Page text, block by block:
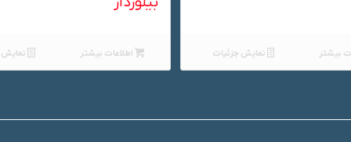
بیشتر نمایش جزئیات اطلاعات بیشتر نمایش